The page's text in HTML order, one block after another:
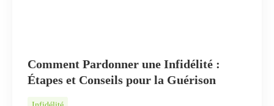
Comment Pardonner une Infidélité :
Étapes et Conseils pour la Guérison